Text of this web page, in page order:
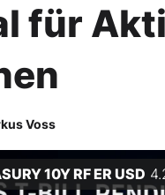
für
Voss
10Y RF ER USD